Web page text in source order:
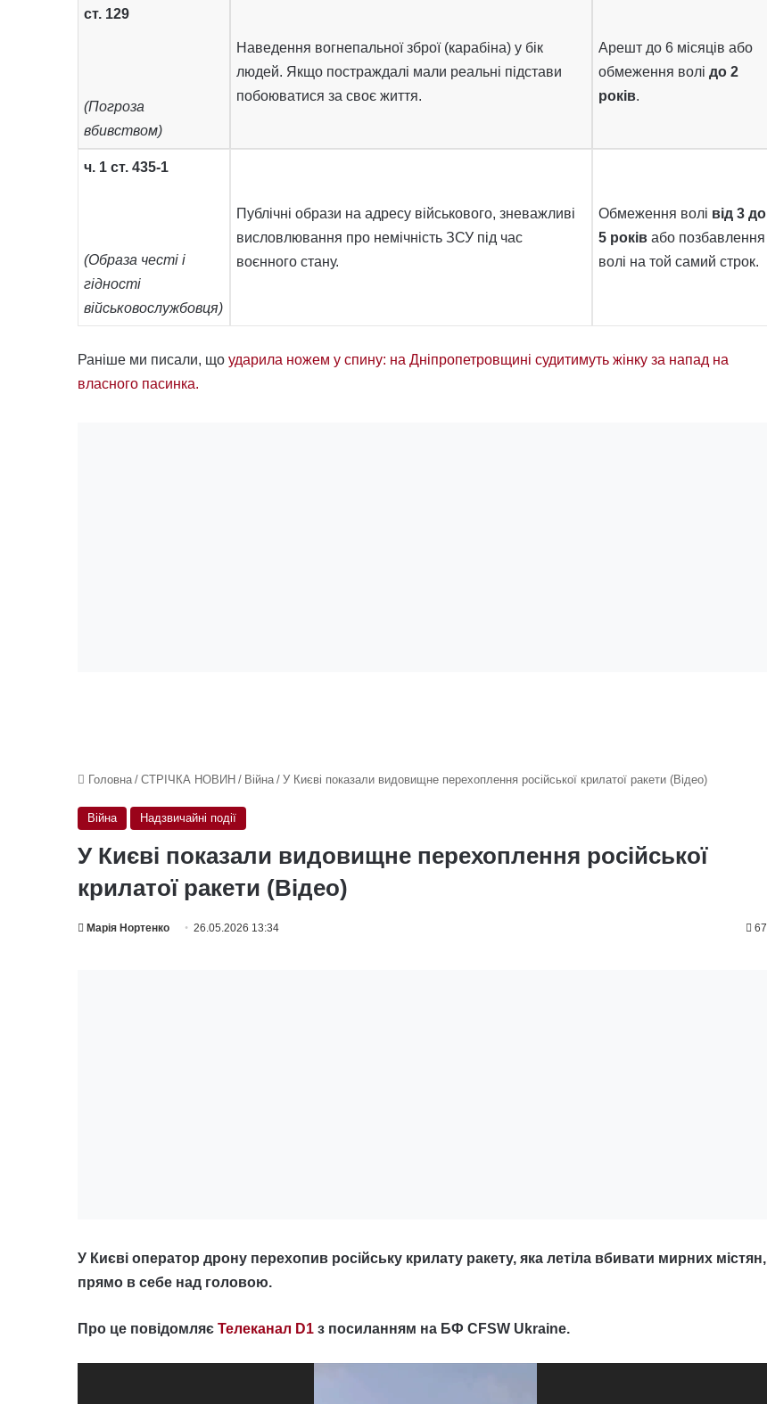
ст. 129
(Погроза
вбивством)
Наведення вогнепальної зброї (карабіна) у бік
людей. Якщо постраждалі мали реальні підстави
побоюватися за своє життя.
Арешт до 6 місяців або
обмеження волідо 2
років.
ч. 1 ст. 435-1
(Образа честі і
гідності
військовослужбовця)
Публічні образи на адресу військового, зневажливі
висловлювання про немічність ЗСУ під час
воєнного стану.
Обмеження волі від 3 до
5 років або позбавлення
волі на той самий строк.
Раніше ми писали, що ударила ножем у спину: на Дніпропетровщині судитимуть жінку за напад на
власного пасинка.